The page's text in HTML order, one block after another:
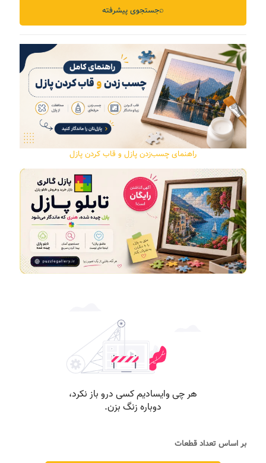
جستجوی پیشرفته⌕
راهنمای چسب‌زدن پازل و قاب کردن پازل
بر اساس تعداد قطعات